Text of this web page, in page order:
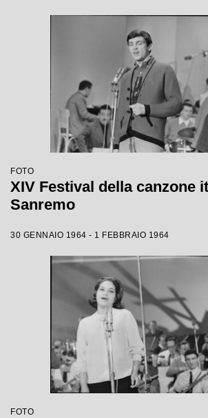
FOTO
XIV Festival della canzone
Sanremo
30 GENNAIO 1964 - 1 FEBBRAIO 1964
FOTO